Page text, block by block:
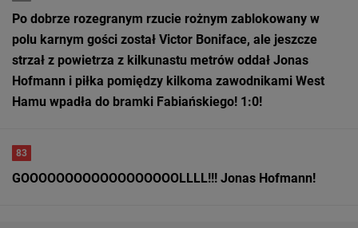
Po dobrze rozegranym rzucie rożnym zablokowany w
polu karnym gości został Victor Boniface, ale jeszcze
strzał z powietrza z kilkunastu metrów oddał Jonas
Hofmann i piłka pomiędzy kilkoma zawodnikami West
Hamu wpadła do bramki Fabiańskiego! 1:0!
83
GOOOOOOOOOOOOOOOOOOLLLL!!! Jonas Hofmann!